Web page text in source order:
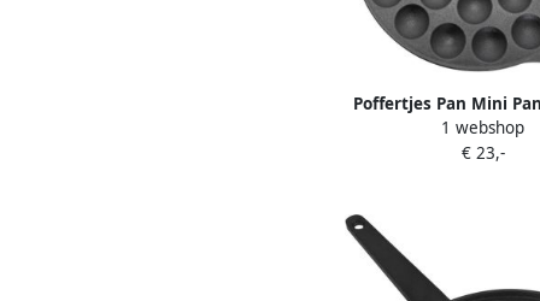
Poffertjes Pan Mini
Pan Lekkernijen
Gietijzeren Kwaliteit
1 webshop
€ 23,-